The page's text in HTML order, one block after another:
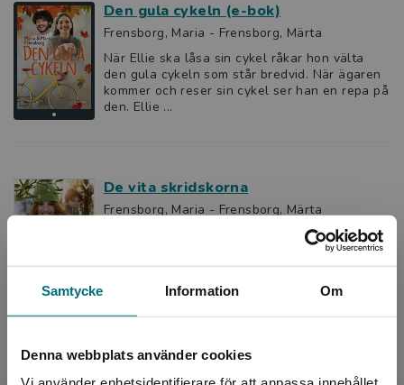
Samtycke Information Om
Denna webbplats använder cookies
Den gula cykeln (e-bok)
Frensborg, Maria - Frensborg, Märta
När Ellie ska låsa sin cykel råkar hon välta
den gula cykeln som står bredvid. När ägaren
kommer och reser sin cykel ser han en repa på
den. Ellie ...
De vita skridskorna
Frensborg, Maria - Frensborg, Märta
Karim vill lära sig att åka skridskor. I
Stadsparken får man låna skridskor gratis.
Karim provar att åka, men han ramlar nästan
hela tiden. Då hjäl...
160 krinkl. moms